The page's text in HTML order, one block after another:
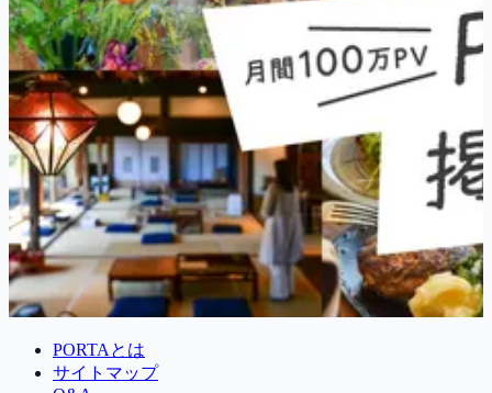
PORTAとは
サイトマップ